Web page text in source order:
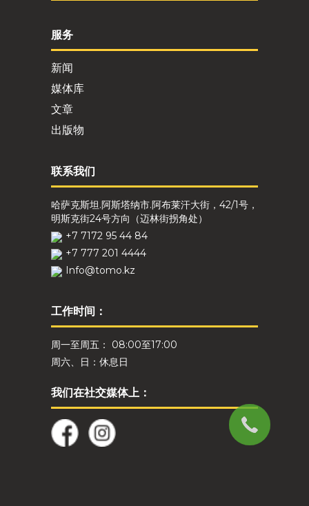
服务
新闻
媒体库
文章
出版物
联系我们
哈萨克斯坦.阿斯塔纳市.阿布莱汗大街，42/1号，
明斯克街24号方向（迈林街拐角处）
+7 7172 95 44 84
+7 777 201 4444
Info@tomo.kz
工作时间：
周一至周五： 08:00至17:00
周六、日：休息日
我们在社交媒体上：